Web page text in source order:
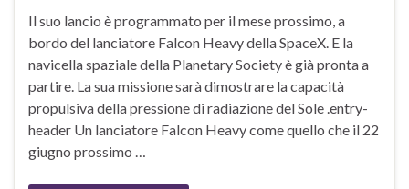
Il suo lancio è programmato per il mese prossimo, a
bordo del lanciatore Falcon Heavy della SpaceX. E la
navicella spaziale della Planetary Society è già pronta a
partire. La sua missione sarà dimostrare la capacità
propulsiva della pressione di radiazione del Sole .entry-
header Un lanciatore Falcon Heavy come quello che il 22
giugno prossimo …